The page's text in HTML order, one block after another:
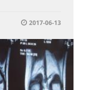
2017-06-13